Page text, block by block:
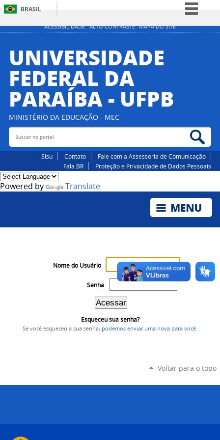
ACESSIBILIDADE ALTO CONTRASTE MAPA DO SITE
BRASIL
Simplifique!
Participe
Acesso à informação
Canais
UNIVERSIDADE
FEDERAL DA
PARAÍBA - UFPB
MINISTÉRIO DA EDUCAÇÃO - MEC
Buscar no portal
Sisu Contato
Fale com a Assessoria de Comunicação
Fala.BR
Proteção e Privacidade de Dados Pessoais
Powered by Translate
Nome do Usuário
Senha
Esqueceu sua senha?
Se você esqueceu a sua senha, podemos enviar uma nova para você
Voltar para o topo